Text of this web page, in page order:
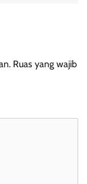
Ruas yang wajib